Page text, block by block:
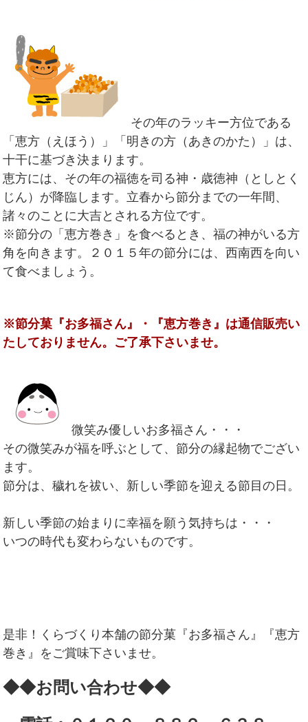
その年のラッキー方位である
「恵方（えほう）」「明きの方（あきのかた）」は、
十干に基づき決まります。
恵方には、その年の福徳を司る神・歳徳神（としとく
じん）が降臨します。立春から節分までの一年間、
諸々のことに大吉とされる方位です。
※節分の「恵方巻き」を食べるとき、福の神がいる方
角を向きます。
２０１５年の節分には、西南西を向い
て食べましょう。
※節分菓『お多福さん』・『恵方巻き』は通信販売い
たしておりません。 ご了承下さいませ。
微笑み優しいお多福さん・・・
その微笑みが福を呼ぶとして、節分の縁起物でござい
ます。
節分は、穢れを祓い、新しい季節を迎える節目の日。
新しい季節の始まりに幸福を願う気持ちは・・・
いつの時代も変わらないものです。
是非！くらづくり本舗の節分菓『お多福さん』『恵方
巻き』をご賞味下さいませ。
◆◆お問い合わせ◆◆